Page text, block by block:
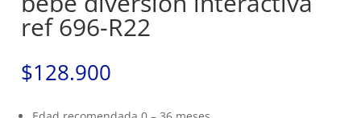
ref 696-R22
$128.900